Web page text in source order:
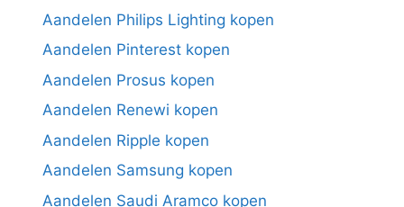
Aandelen Philips Lighting kopen
Aandelen Pinterest kopen
Aandelen Prosus kopen
Aandelen Renewi kopen
Aandelen Ripple kopen
Aandelen Samsung kopen
Aandelen Saudi Aramco kopen